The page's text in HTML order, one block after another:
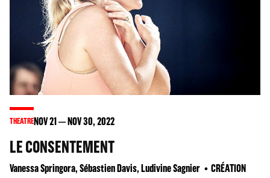
THEATRENOV21 NOV30, 2022
LE CONSENTEMENT
Vanessa Springora, Sébastien Davis, Ludivine Sagnier CRÉATION